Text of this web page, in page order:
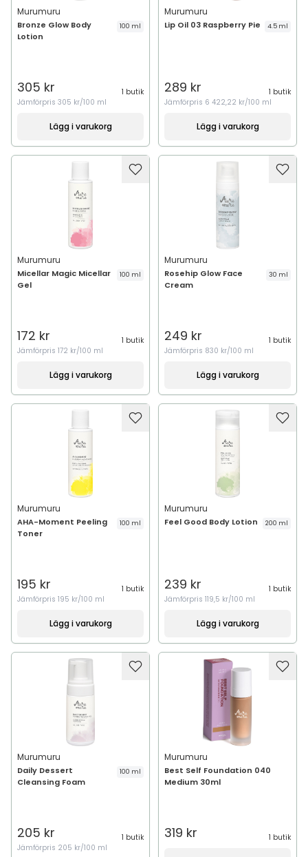
Murumuru
Bronze Glow Body
Lotion
100 ml
305 kr
1 butik
Jämförpris 305 kr/100 ml
Lägg i varukorg
Murumuru
Lip Oil 03 Raspberry Pie 4.5 ml
289 kr
1 butik
Jämförpris 6 422,22 kr/100 ml
Lägg i varukorg
Murumuru
Micellar Magic Micellar
Gel
100 ml
172 kr
1 butik
Jämförpris 172 kr/100 ml
Lägg i varukorg
Murumuru
Rosehip Glow Face
Cream
30 ml
249 kr
1 butik
Jämförpris 830 kr/100 ml
Lägg i varukorg
Murumuru
AHA-Moment Peeling
Toner
100 ml
195 kr
1 butik
Jämförpris 195 kr/100 ml
Lägg i varukorg
Murumuru
Feel Good Body Lotion 200 ml
239 kr
1 butik
Jämförpris 119,5 kr/100 ml
Lägg i varukorg
Murumuru
Daily Dessert
Cleansing Foam
100 ml
205 kr
1 butik
Jämförpris 205 kr/100 ml
Murumuru
Best Self Foundation 040
Medium 30ml
319 kr 1 butik